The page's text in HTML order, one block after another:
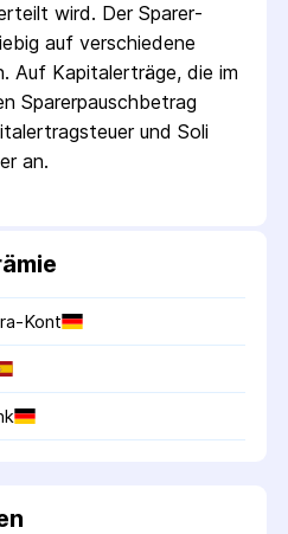
wird. Der Sparer­
auf verschiedene
Auf Kapitalerträge, die im
Sparer­pausch­betrag
und Soli
an.
Kont